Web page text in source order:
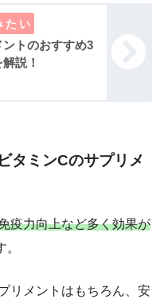
トのおすすめ3
説！
タミンCのサプリメ
疫力向上など多く効果が
。
リメントはもちろん、安